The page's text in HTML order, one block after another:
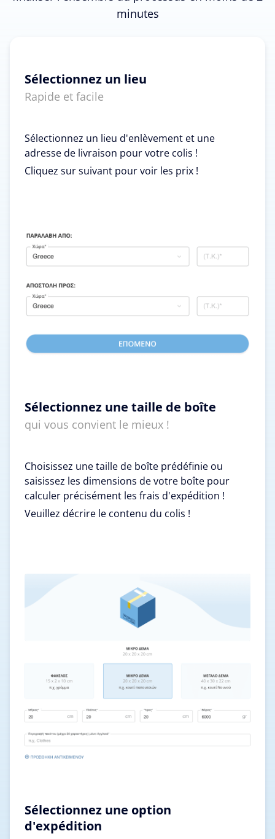
minutes
Sélectionnez un lieu
Rapide et facile
Sélectionnez un lieu d'enlèvement et une
adresse de livraison pour votre colis !
Cliquez sur suivant pour voir les prix !
Sélectionnez une taille de boîte
qui vous convient le mieux !
Choisissez une taille de boîte prédéfinie ou
saisissez les dimensions de votre boîte pour
calculer précisément les frais d'expédition !
Veuillez décrire le contenu du colis !
Sélectionnez une option
d'expédition